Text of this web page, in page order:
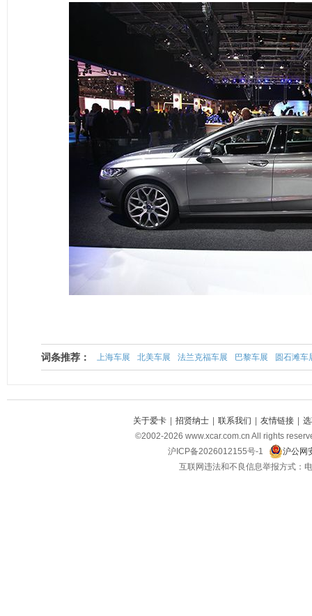
词条推荐： 上海车展 北美车展 法兰克福车展 巴黎车展 圆石滩车
关于爱卡 招贤纳士 联系我们 友情链接
©2002-2026 www.xcar.com.cn All rights
沪ICP备2026012155号-1
沪公网
互联网违法和不良信息举报方式：